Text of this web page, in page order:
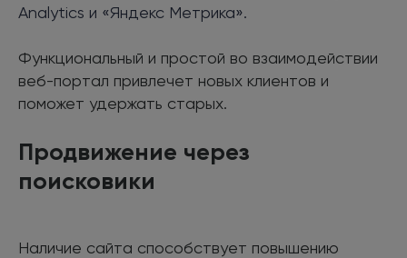
Analytics и «Яндекс Метрика».
Функциональный и простой во взаимодействии
веб-портал привлечет новых клиентов и
поможет удержать старых.
Продвижение через
поисковики
Наличие сайта способствует повышению